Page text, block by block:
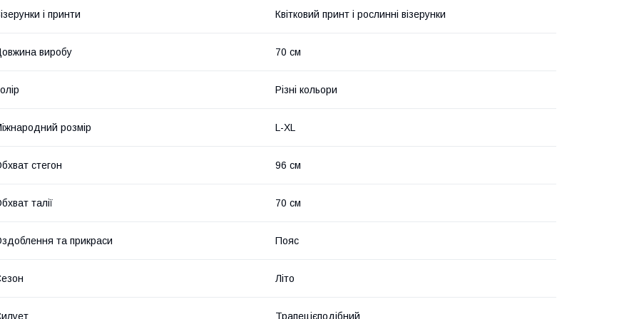
і принти Квітковий принт і рослинні візерунки
виробу 70 см
Різні кольори
розмір L-XL
стегон 96 см
талії 70 см
та прикраси Пояс
Літо
Трапецієподібний